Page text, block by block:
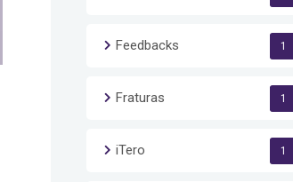
Feedbacks 1
Fraturas 1
iTero 1